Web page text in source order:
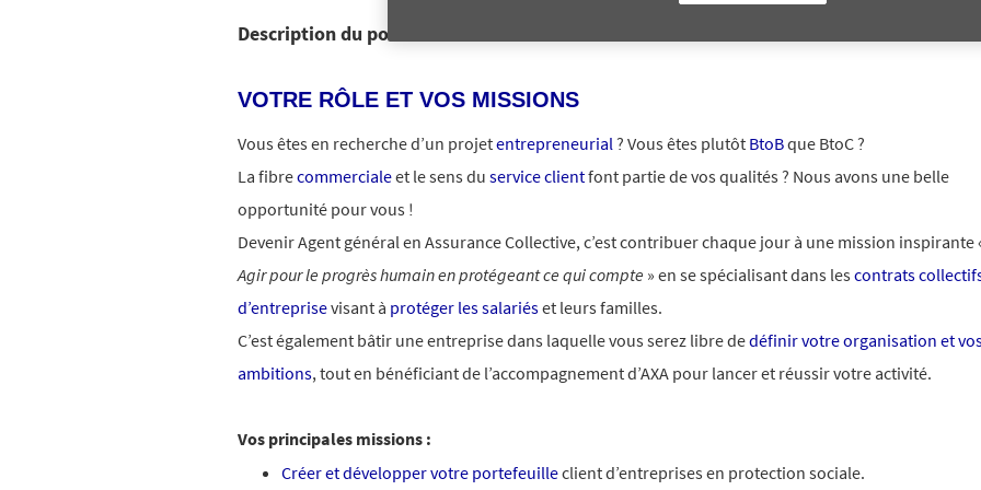
Description du poste
VOTRE RÔLE ET VOS MISSIONS
Vous êtes en recherche d’un projetentrepreneurial? Vous êtes plutôt BtoBque BtoC ?
La fibrecommercialeet le sens du service clientfont partie de vos qualités ? Nous avons une belle
opportunité pour vous !
Devenir Agent général en Assurance Collective, c’est contribuer chaque jour à une mission inspirante
Agir pour le progrès humain en protégeant ce qui compte » en se spécialisant dans lescontrats
d’entreprisevisant à protéger les salariéset leurs familles.
C’est également bâtir une entreprise dans laquelle vous serez libre dedéfinir votre organisation et
ambitions, tout en bénéficiant de l’accompagnement d’AXA pour lancer et réussir votre activité.
Vos principales missions :
Créer et développer votre portefeuilleclient d’entreprises en protection sociale.